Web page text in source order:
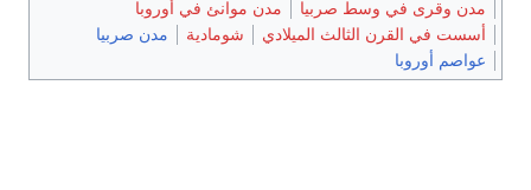
مدن وقرى في وسط صربيا
مدن موانئ في أوروبا
أسست في القرن الثالث الميلادي
شومادية
مدن صربيا
عواصم أوروبا